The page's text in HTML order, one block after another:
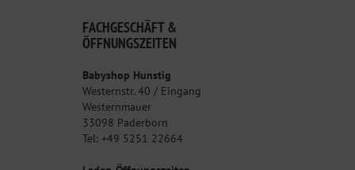
FACHGESCHÄFT &
ÖFFNUNGSZEITEN
Babyshop Hunstig
Westernstr. 40 / Eingang
Westernmauer
33098 Paderborn
Tel: +49 5251 22664